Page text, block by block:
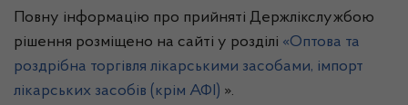
Повну інформацію про прийняті Держлікслужбою
рішення розміщено на сайті у розділі «Оптова та
роздрібна торгівля лікарськими засобами, імпорт
лікарських засобів (крім АФІ) ».